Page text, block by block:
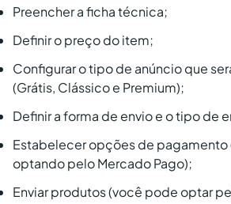
Preencher a ficha técnica;
Definir o preço do item;
Configurar o tipo de anúncio que
(Grátis, Clássico e Premium);
Definir a forma de envio e o tipo de
Estabelecer opções de pagamento
optando pelo Mercado Pago);
Enviar produtos (você pode optar